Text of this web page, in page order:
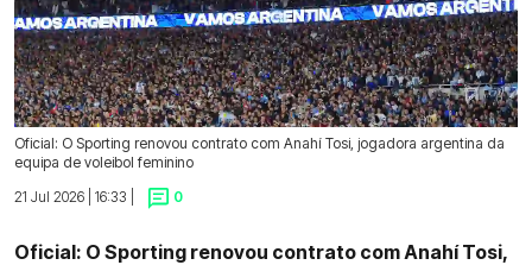
Oficial: O Sporting renovou contrato com Anahí Tosi, jogadora argentina da
equipa de voleibol feminino
21 Jul 2026 | 16:33 |
0
Oficial: O Sporting renovou contrato com Anahí Tosi,